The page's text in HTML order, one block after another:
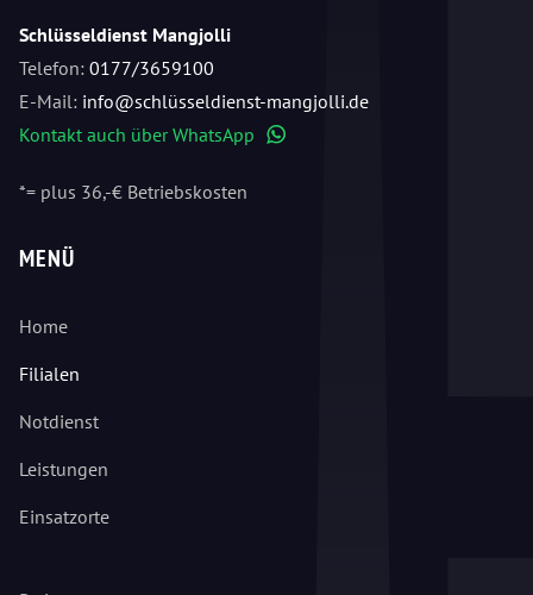
Schlüsseldienst Mangjolli
Telefon: 0177/3659100
E-Mail: info@schlüsseldienst-mangjolli.de
Kontakt auch über WhatsApp
*= plus 36,-€ Betriebskosten
MENÜ
Home
Filialen
Notdienst
Leistungen
Einsatzorte